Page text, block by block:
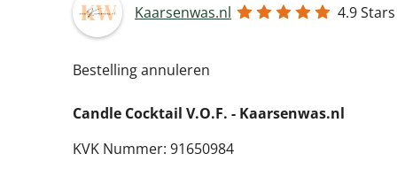
Kaarsenwas.nl 4.9
Bestelling annuleren
Candle Cocktail V.O.F. - Kaarsenwas.nl
KVK Nummer: 91650984